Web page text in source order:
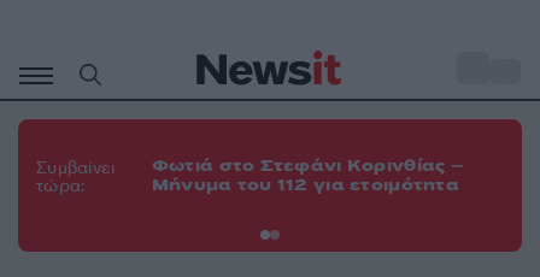
περιεχόμενο
Συμβαίνει
τώρα:
Φωτιά στο Στεφάνι Κορινθίας –
Μήνυμα του 112 για ετοιμότητα